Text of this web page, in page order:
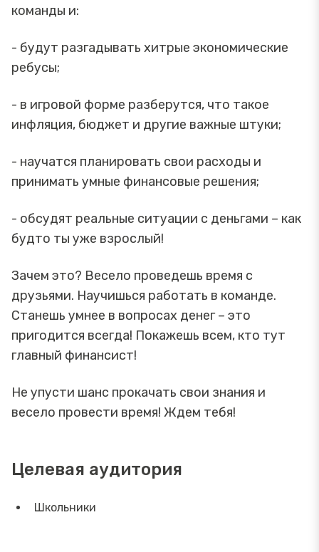
команды и:
- будут разгадывать хитрые экономические
ребусы;
- в игровой форме разберутся, что такое
инфляция, бюджет и другие важные штуки;
- научатся планировать свои расходы и
принимать умные финансовые решения;
- обсудят реальные ситуации с деньгами – как
будто ты уже взрослый!
Зачем это? Весело проведешь время с
друзьями. Научишься работать в команде.
Станешь умнее в вопросах денег – это
пригодится всегда! Покажешь всем, кто тут
главный финансист!
Не упусти шанс прокачать свои знания и
весело провести время! Ждем тебя!
Целевая аудитория
Школьники